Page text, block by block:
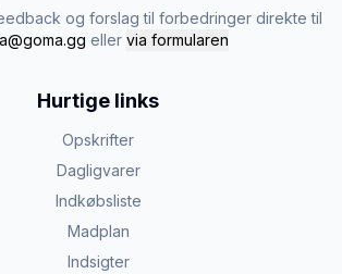
og forslag til forbedringer direkte til
eller via formularen
Hurtige links
Opskrifter
Dagligvarer
Indkøbsliste
Madplan
Indsigter